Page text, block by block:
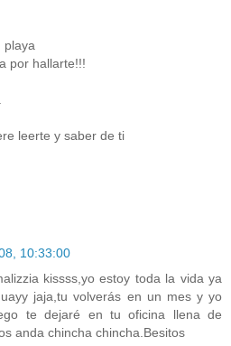
playa
por hallarte!!!
leerte y saber de ti
10:33:00
kissss,yo estoy toda la vida ya
jaja,tu volverás en un mes y yo
te dejaré en tu oficina llena de
anda chincha chincha.Besitos